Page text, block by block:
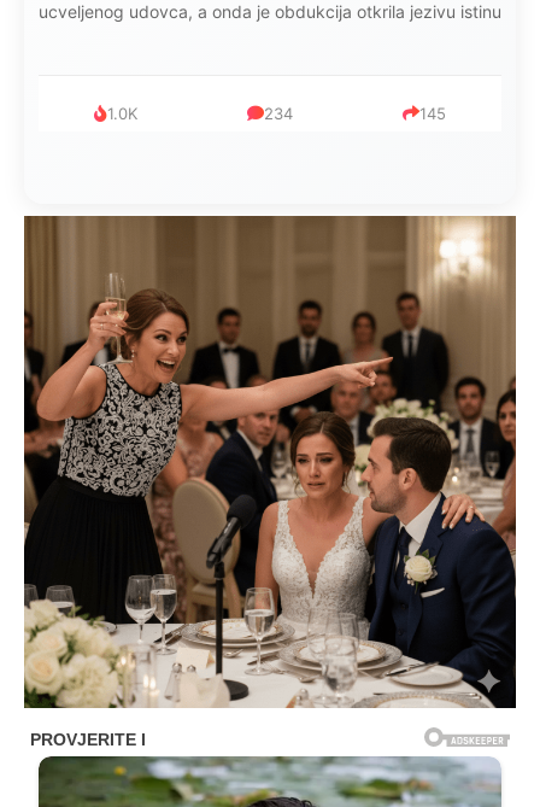
ucveljenog udovca, a onda je obdukcija otkrila jezivu istinu
1.0K 234 145